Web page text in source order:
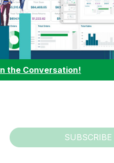
the Conversation!
SUBSCRIBE